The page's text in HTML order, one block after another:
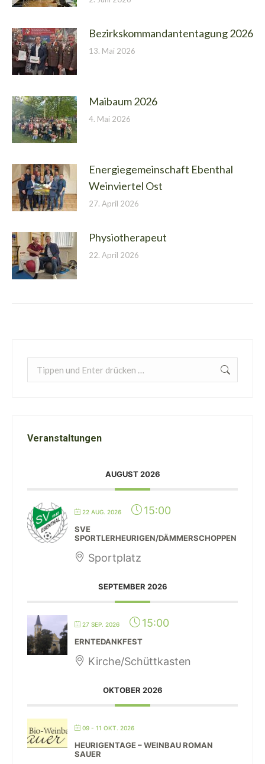
Bezirkskommandantentagung 2026
13. Mai 2026
Maibaum 2026
4. Mai 2026
Energiegemeinschaft Ebenthal
Weinviertel Ost
27. April 2026
Physiotherapeut
22. April 2026
Search:
Veranstaltungen
AUGUST 2026
22 AUG. 2026 15:00
SVE
SPORTLERHEURIGEN/DÄMMERSCHOPPEN
Sportplatz
SEPTEMBER 2026
27 SEP. 2026 15:00
ERNTEDANKFEST
Kirche/Schüttkasten
OKTOBER 2026
09 - 11 OKT. 2026
HEURIGENTAGE – WEINBAU ROMAN
SAUER